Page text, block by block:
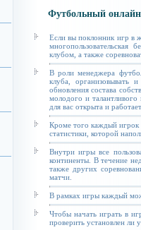
Футбольный
Если вы поклонник игр в
клубом, а также
В роли менеджера
клуба, организовывать
обновления состава
молодого и талантливого
для вас открыта и
Кроме того каждый игрок
статистики, которой
Внутри игры все
континенты. В течение
также других
матчи.
В рамках игры каждый
Чтобы начать играть в
проверить установлен ли